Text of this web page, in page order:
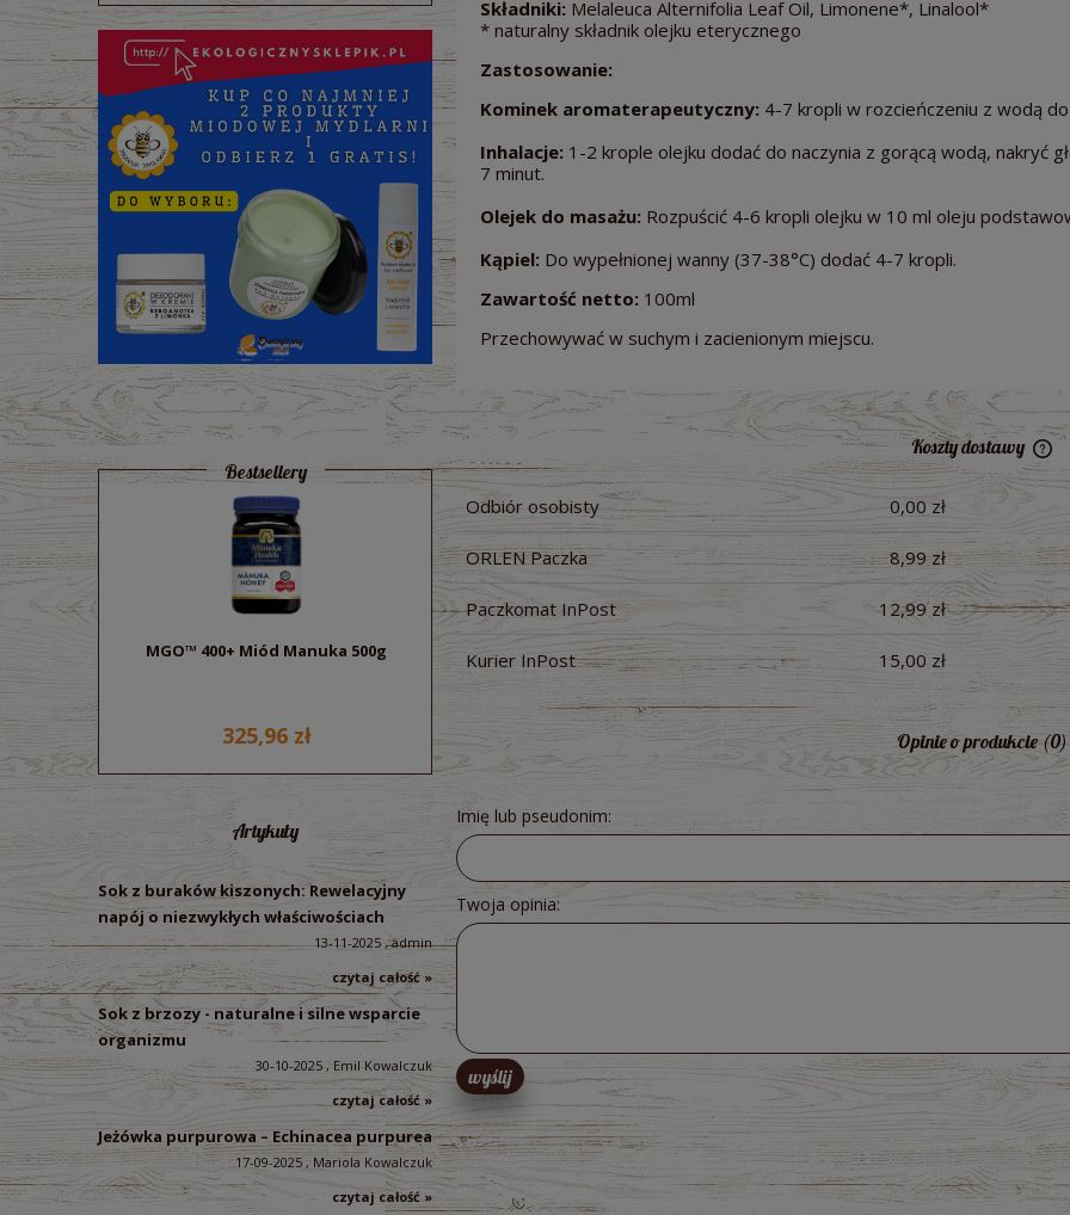
Bestsellery
MGO™ 400+ Miód Manuka 500g
325,96 zł
Sok z buraków kiszonych 300 ml -
ekologiczny Bio Food
5,71 zł
Pesto z Czosnku Niedźwiedziego
200g - Dary Natury
10,51 zł
Artykuły
Sok z buraków kiszonych: Rewelacyjny
napój o niezwykłych właściwościach
13-11-2025 , admin
czytaj całość »
Sok z brzozy - naturalne i silne wsparcie
organizmu
30-10-2025 , Emil Kowalczuk
czytaj całość »
Jeżówka purpurowa – Echinacea purpurea
17-09-2025 , Mariola Kowalczuk
czytaj całość »
Składniki: Melaleuca Alternifolia Leaf Oil, Limonene*, Linalool*
* naturalny składnik olejku eterycznego
Zastosowanie:
Kominek aromaterapeutyczny: 4-7 kropli w rozcieńczeniu z wodą do
Inhalacje: 1-2 krople olejku dodać do naczynia z gorącą wodą, nakryć
7 minut.
Olejek do masażu: Rozpuścić 4-6 kropli olejku w 10 ml oleju
Kąpiel: Do wypełnionej wanny (37-38°C) dodać 4-7 kropli.
Zawartość netto: 100ml
Przechowywać w suchym i zacienionym miejscu.
Koszty dostawy
Odbiór osobisty 0,00 zł
ORLEN Paczka 8,99 zł
Paczkomat InPost 12,99 zł
Kurier InPost 15,00 zł
Opinie o produkcie (0)
Imię lub pseudonim:
Twoja opinia:
wyślij